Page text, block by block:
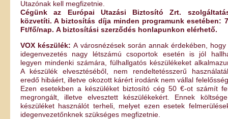
Utazónak kell megfizetnie.
Cégünk az Európai Utazási Biztosító Zrt.
közvetíti. A biztosítás díja minden programunk esetében:
Ft/fő/nap. A biztosítási szerződés honlapunkon elérhető.
VOX készülék:A városnézések során annak érdekében, hogy
idegenvezetés nagy létszámú csoportok esetén is jól
legyen mindenki számára, fülhallgatós készülékeket
A készülék elvesztéséből, nem rendeltetésszerű
eredő hibáért, illetve okozott kárért irodánk nem vállal
Ezen esetekben a készüléket biztosító cég 50 €-ot számít
megrongált, illetve elvesztett készülékekért. Ennek
készüléket használót terheli, melyet ezen esetek
idegenvezetőnknek szükséges megfizetnie.